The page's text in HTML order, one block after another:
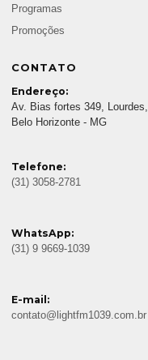
Programas
Promoções
CONTATO
Endereço:
Av. Bias fortes 349, Lourdes,
Belo Horizonte - MG
Telefone:
(31) 3058-2781
WhatsApp:
(31) 9 9669-1039
E-mail:
contato@lightfm1039.com.br